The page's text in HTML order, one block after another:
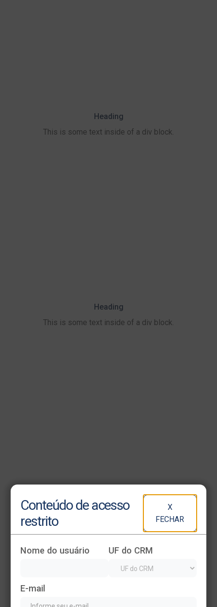
Conteúdo de acesso
restrito
X
FECHAR
Nome do usuário UF do CRM
E-mail
Heading
This is some text inside of a div block.
Heading
This is some text inside of a div block.
This is some text inside of a div block.